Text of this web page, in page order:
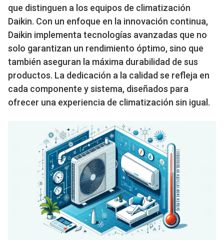
que distinguen a los equipos de climatización
Daikin. Con un enfoque en la innovación continua,
Daikin implementa tecnologías avanzadas que no
solo garantizan un rendimiento óptimo, sino que
también aseguran la máxima durabilidad de sus
productos. La dedicación a la calidad se refleja en
cada componente y sistema, diseñados para
ofrecer una experiencia de climatización sin igual.